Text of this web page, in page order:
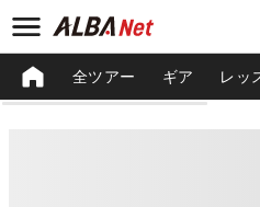
全ツアー ギア レッ